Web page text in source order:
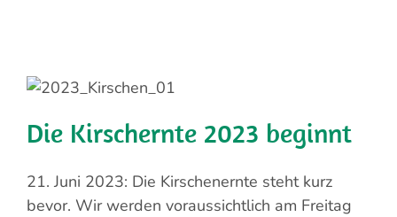
Die Kirschernte 2023 beginnt
21. Juni 2023: Die Kirschenernte steht kurz
bevor. Wir werden voraussichtlich am Freitag